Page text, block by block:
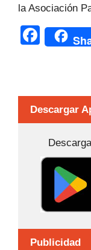
la Asociación
F
a
e
b
o
k
Descargar
Publicidad